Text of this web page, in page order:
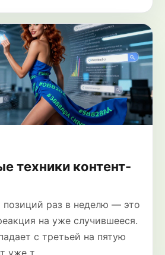
техники контент-
позиций раз в неделю — это
на уже случившееся.
с третьей на пятую
уже т…